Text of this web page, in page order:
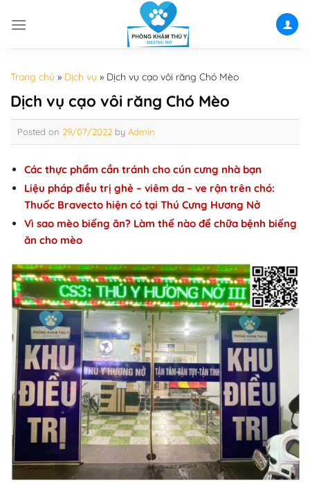
Trang chủ » Dịch vụ » Dịch vụ cạo vôi răng Chó Mèo
Dịch vụ cạo vôi răng Chó Mèo
Posted on 29/07/2022 by Admin
Các thực phẩm cần tránh cho cún cưng nhà bạn
Liệu pháp điều trị ghẻ – viêm da – ve rận trên chó:
Thuốc Bravecto hiện có tại Thú Cưng Hương Nở
Vì sao mèo biếng ăn? Làm thế nào để chữa bệnh biếng
ăn cho mèo